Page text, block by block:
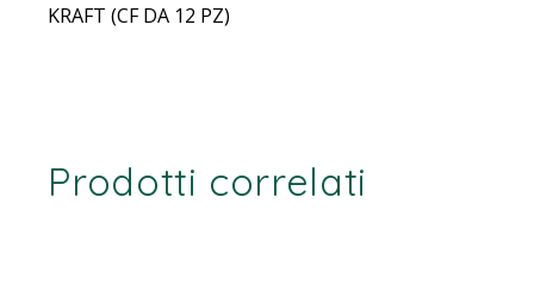
KRAFT (CF DA 12 PZ)
Prodotti correlati